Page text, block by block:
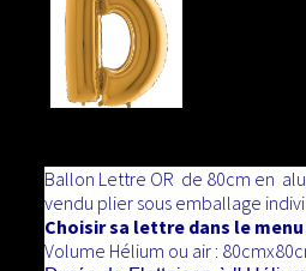
Ballon Lettre OR de 80cm en
vendu plier sous emballage
Choisir sa lettre dans le
Volume Hélium ou air :